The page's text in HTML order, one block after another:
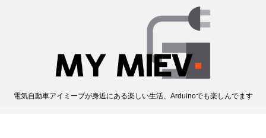
電気自動車アイミーブが身近にある楽しい生活、Arduinoでも楽しんでます